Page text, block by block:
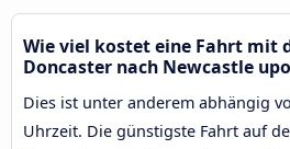
Wie viel kostet eine Fahrt mit
Doncaster nach Newcastle
Dies ist unter anderem abhängig
Uhrzeit. Die günstigste Fahrt auf